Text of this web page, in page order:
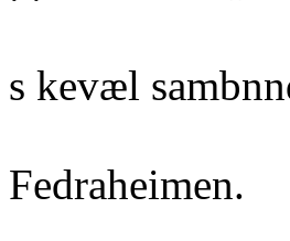
s kevæl
Fedraheimen.